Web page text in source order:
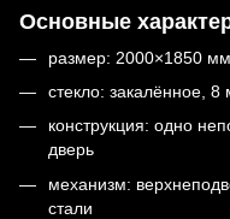
Основные
размер: 2000×1850 мм
стекло: закалённое, 8
конструкция: одно
дверь
механизм:
стали